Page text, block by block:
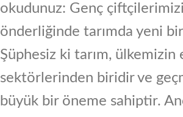
okudunuz: Genç
önderliğinde tarımda yeni bir
Şüphesiz ki tarım, ülkemizin
sektörlerinden biridir ve
büyük bir öneme sahiptir.